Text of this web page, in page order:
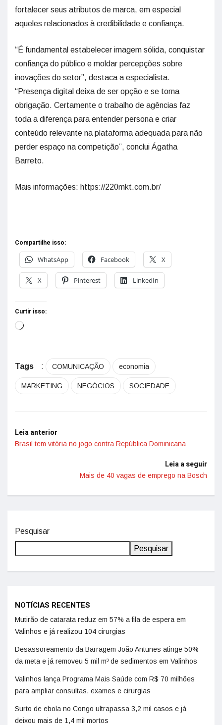
fortalecer seus atributos de marca, em especial
aqueles relacionados à credibilidade e confiança.
“É fundamental estabelecer imagem sólida, conquistar
confiança do público e moldar percepções sobre
inovações do setor”, destaca a especialista.
“Presença digital deixa de ser opção e se torna
obrigação. Certamente o trabalho de agências faz
toda a diferença para entender persona e criar
conteúdo relevante na plataforma adequada para não
perder espaço na competição”, conclui Ágatha
Barreto.
Mais informações: https://220mkt.com.br/
Compartilhe isso:
WhatsApp
Facebook X
X Pinterest LinkedIn
Curtir isso:
Tags : COMUNICAÇÃO economia
MARKETING NEGÓCIOS SOCIEDADE
Leia anterior
Brasil tem vitória no jogo contra República Dominicana
Leia a seguir
Mais de 40 vagas de emprego na Bosch
Pesquisar
Pesquisar
NOTÍCIAS RECENTES
Mutirão de catarata reduz em 57% a fila de espera em
Valinhos e já realizou 104 cirurgias
Desassoreamento da Barragem João Antunes atinge 50%
da meta e já removeu 5 mil m³ de sedimentos em Valinhos
Valinhos lança Programa Mais Saúde com R$ 70 milhões
para ampliar consultas, exames e cirurgias
Surto de ebola no Congo ultrapassa 3,2 mil casos e já
deixou mais de 1,4 mil mortos